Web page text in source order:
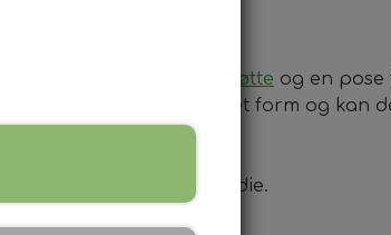
dyrkningsbøtte og en pose
kommer i tør og presset form og kan
350 ml dyrkningsmedie.